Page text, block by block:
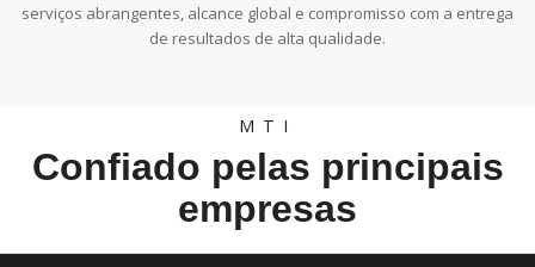
serviços abrangentes, alcance global e compromisso com a entrega
de resultados de alta qualidade.
MTI
Confiado pelas principais
empresas